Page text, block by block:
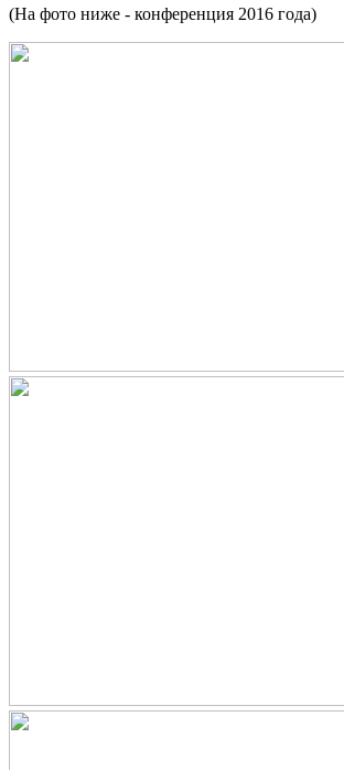
(На фото ниже - конференция 2016 года)